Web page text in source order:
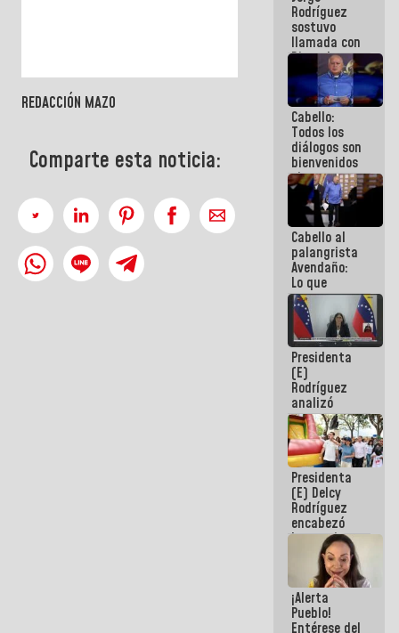
REDACCIÓN MAZO
Comparte esta noticia:
Rodríguez
sostuvo
llamada con
Dinorah
Figuera y
acuerdan
primer
encuentro
presencial
para el
diálogo
Cabello:
Todos los
diálogos son
bienvenidos
siempre que
estén en el
marco de la
Constitución
de la
República
Cabello al
palangrista
Avendaño:
Lo que
vayas a
escribir
hazlo hoy
por que no
sabemos si
la semana
que viene
hay
programa
Presidenta
(E)
Rodríguez
analizó
junto a
gobernadores
planes de
recuperación
del Sistema
Eléctrico
Nacional
Presidenta
(E) Delcy
Rodríguez
encabezó
lanzamiento
del Plan
Nacional de
Recreación
Vacacional
¡Alerta
Pueblo!
Entérese del